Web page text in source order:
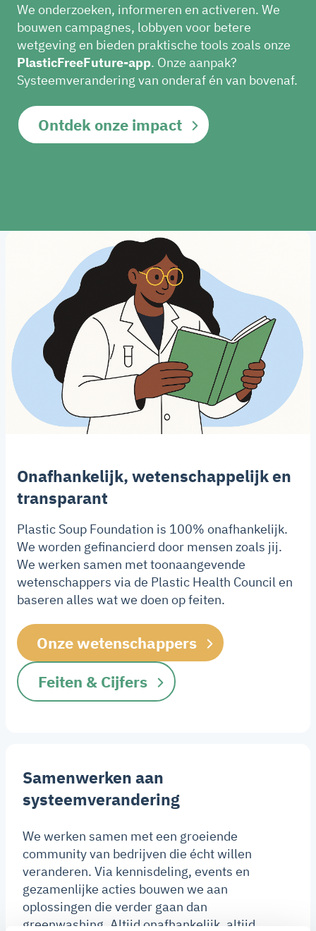
We onderzoeken, informeren en activeren. We
bouwen campagnes, lobbyen voor betere
wetgeving en bieden praktische tools zoals onze
PlasticFreeFuture-app. Onze aanpak?
Systeemverandering van onderaf én van bovenaf.
Ontdek onze impact
Onafhankelijk, wetenschappelijk en
transparant
Plastic Soup Foundation is 100% onafhankelijk.
We worden gefinancierd door mensen zoals jij.
We werken samen met toonaangevende
wetenschappers via de Plastic Health Council en
baseren alles wat we doen op feiten.
Onze wetenschappers
Feiten & Cijfers
Samenwerken aan
systeemverandering
We werken samen met een groeiende
community van bedrijven die écht willen
veranderen. Via kennisdeling, events en
gezamenlijke acties bouwen we aan
oplossingen die verder gaan dan
greenwashing. Altijd onafhankelijk, altijd